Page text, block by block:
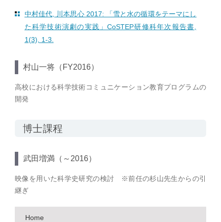
中村佳代, 川本思心 2017: 「雪と水の循環をテーマにし
た科学技術演劇の実践」CoSTEP研修科年次報告書,
1(3), 1-3.
村山一将（FY2016）
高校における科学技術コミュニケーション教育プログラムの
開発
博士課程
武田増満（～2016）
映像を用いた科学史研究の検討 ※前任の杉山先生からの引
継ぎ
Home